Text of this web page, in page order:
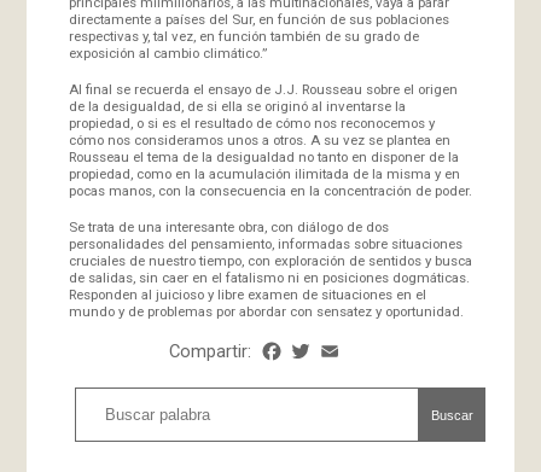
directamente a países del Sur, en función de sus poblaciones
respectivas y, tal vez, en función también de su grado de
exposición al cambio climático.”
Al final se recuerda el ensayo de J.J. Rousseau sobre el origen
de la desigualdad, de si ella se originó al inventarse la
propiedad, o si es el resultado de cómo nos reconocemos y
cómo nos consideramos unos a otros. A su vez se plantea en
Rousseau el tema de la desigualdad no tanto en disponer de la
propiedad, como en la acumulación ilimitada de la misma y en
pocas manos, con la consecuencia en la concentración de poder.
Se trata de una interesante obra, con diálogo de dos
personalidades del pensamiento, informadas sobre situaciones
cruciales de nuestro tiempo, con exploración de sentidos y busca
de salidas, sin caer en el fatalismo ni en posiciones dogmáticas.
Responden al juicioso y libre examen de situaciones en el
mundo y de problemas por abordar con sensatez y oportunidad.
Compartir: Facebook
Twitter
Buscar